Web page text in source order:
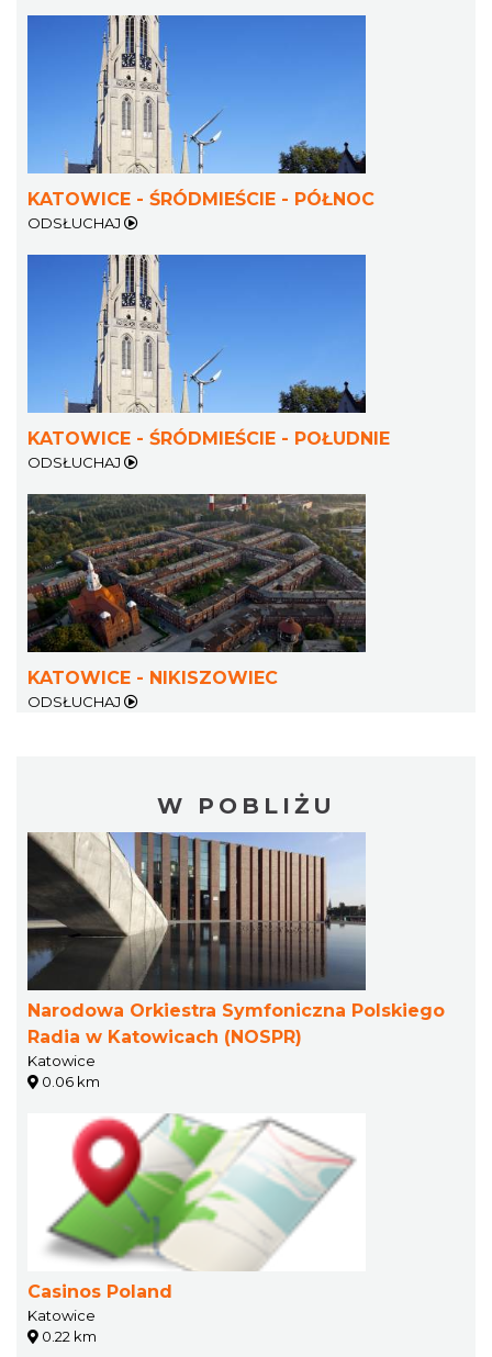
KATOWICE - ŚRÓDMIEŚCIE - PÓŁNOC
ODSŁUCHAJ
KATOWICE - ŚRÓDMIEŚCIE - POŁUDNIE
ODSŁUCHAJ
KATOWICE - NIKISZOWIEC
ODSŁUCHAJ
W POBLIŻU
Narodowa Orkiestra Symfoniczna Polskiego
Radia w Katowicach (NOSPR)
Katowice
0.06 km
Casinos Poland
Katowice
0.22 km